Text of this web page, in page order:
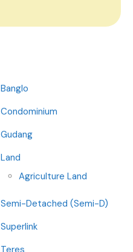
Banglo
Condominium
Gudang
Land
Agriculture Land
Semi-Detached (Semi-D)
Superlink
Teres